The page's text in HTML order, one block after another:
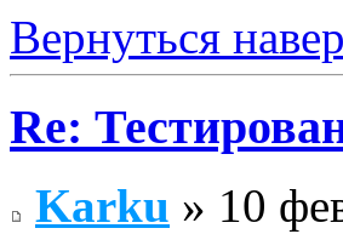
Вернуться
Re:
Karku » 10